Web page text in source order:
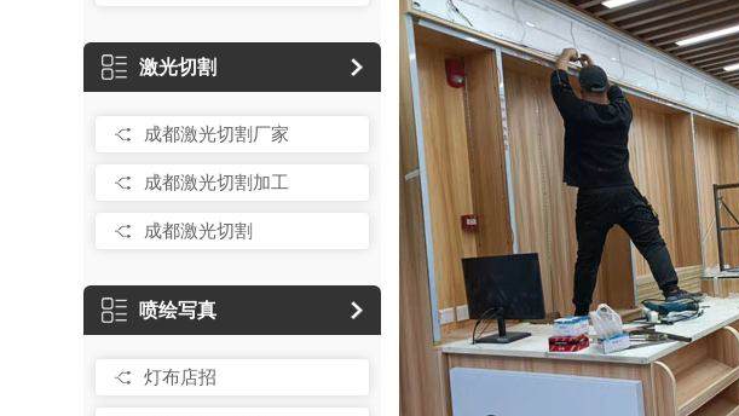
激光切割
成都激光切割厂家
成都激光切割加工
成都激光切割
喷绘写真
灯布店招